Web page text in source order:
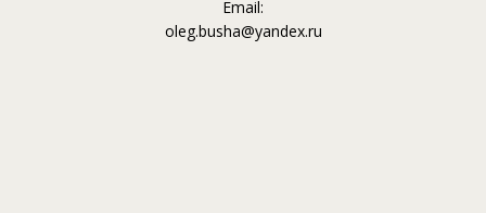
Email:
oleg.busha@yandex.ru